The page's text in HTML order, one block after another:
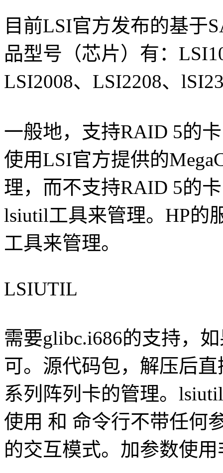
目前LSI官方发布的基于
品型号（芯片）有：
LSI2008、LSI2208、
一般地，支持RAID 5的
使用LSI官方提供的
理，而不支持RAID 5的
lsiutil工具来管理。HP的
工具来管理。
LSIUTIL
需要glibc.i686的支持，
可。源代码包，解压后
系列阵列卡的管理。
使用 和 命令行不带任何
的交互模式。加参数使